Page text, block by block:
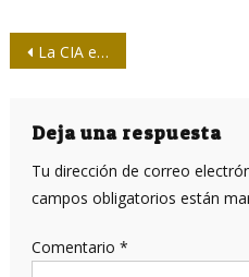
Navegación
entradas
La CIA en Venezuela: 7 reglas para el cambio de régimen
Deja una respuesta
Tu dirección de correo
campos obligatorios están
Comentario *